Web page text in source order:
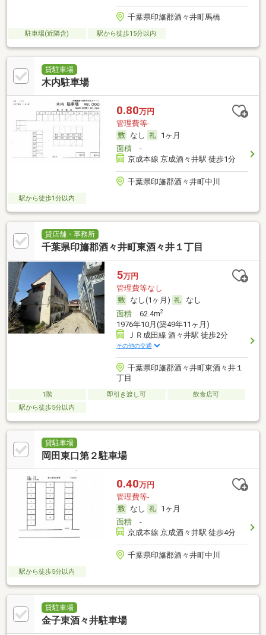
千葉県印旛郡酒々井町馬橋
駐車場(近隣含) 駅から徒歩15分以内
貸駐車場
木内駐車場
0.80万円
管理費等-
なし
1ヶ月
面積-
京成本線 京成酒々井駅 徒歩1分
千葉県印旛郡酒々井町中川
駅から徒歩1分以内
貸店舗・事務所
千葉県印旛郡酒々井町東酒々井１丁目
5万円
管理費等なし
なし(1ヶ月)
なし
面積62.4m2
1976年10月(築49年11ヶ月)
ＪＲ成田線 酒々井駅 徒歩2分
その他の交通
千葉県印旛郡酒々井町東酒々井１
丁目
1階 即引き渡し可
飲食店可
駅から徒歩5分以内
貸駐車場
岡田東口第２駐車場
0.40万円
管理費等-
なし
1ヶ月
面積-
京成本線 京成酒々井駅 徒歩4分
千葉県印旛郡酒々井町中川
駅から徒歩5分以内
貸駐車場
金子東酒々井駐車場